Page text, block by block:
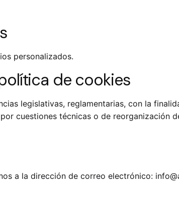
personalizados.
de cookies
legislativas, reglamentarias, con la
cuestiones técnicas o de reorganización
a la dirección de correo electrónico: